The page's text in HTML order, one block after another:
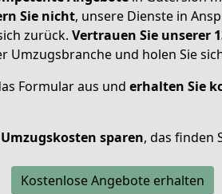
Sie nicht, unsere Dienste in
zurück. Vertrauen Sie unserer
Umzugsbranche und holen Sie
Formular aus und erhalten Sie
Umzugskosten sparen, das finden
Kostenlose Angebote erhalten